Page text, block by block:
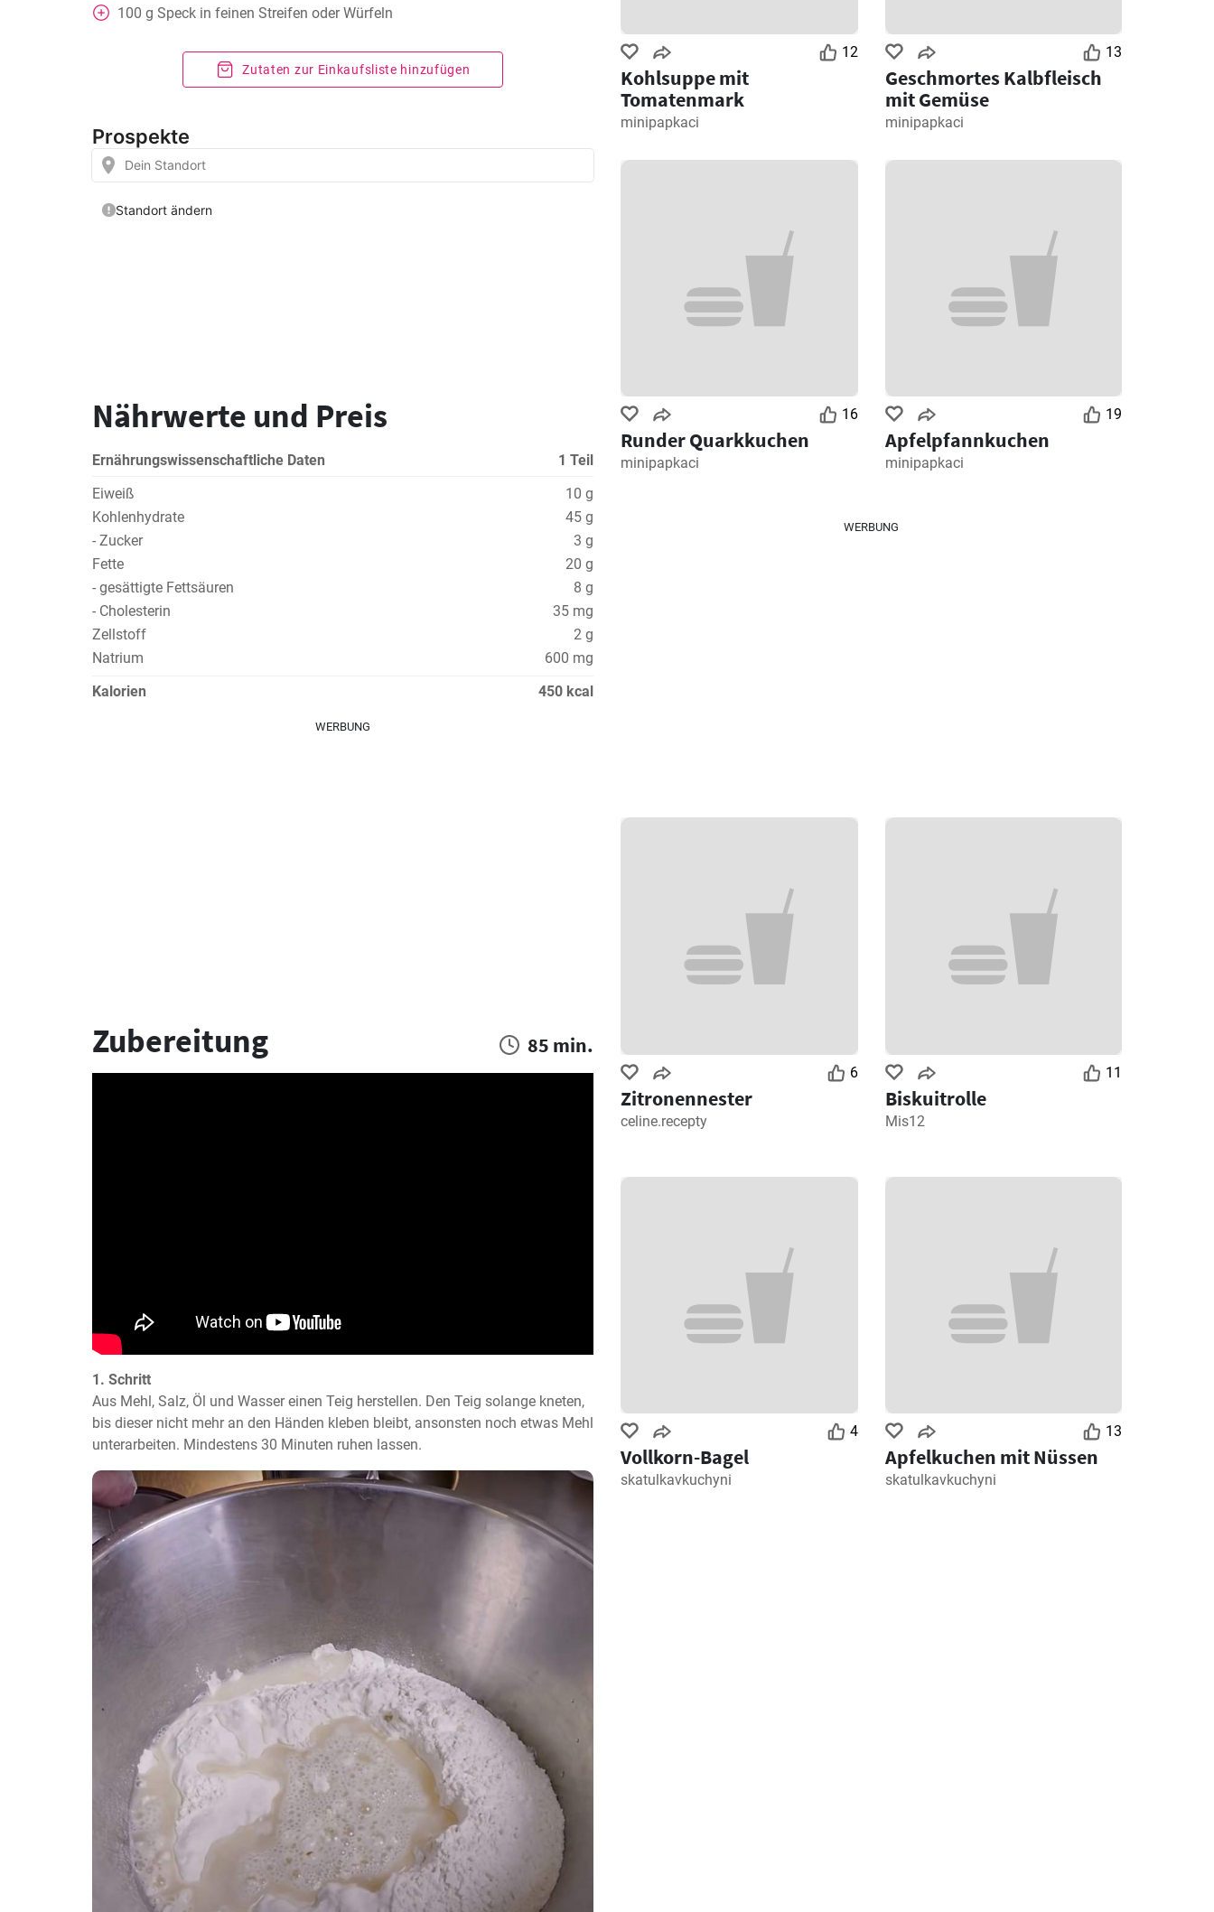
100 g Speck in feinen Streifen oder Würfeln
Zutaten zur Einkaufsliste hinzufügen
Nährwerte und Preis
Ernährungswissenschaftliche Daten
1 Teil
Eiweiß
10 g
Kohlenhydrate
45 g
- Zucker
3 g
Fette
20 g
- gesättigte Fettsäuren
8 g
- Cholesterin
35 mg
Zellstoff
2 g
Natrium
600 mg
Kalorien
450 kcal
WERBUNG
Zubereitung 85 min.
1. Schritt
Aus Mehl, Salz, Öl und Wasser einen Teig herstellen. Den Teig solange kneten,
bis dieser nicht mehr an den Händen kleben bleibt, ansonsten noch etwas Mehl
unterarbeiten. Mindestens 30 Minuten ruhen lassen.
12
Kohlsuppe mit
Tomatenmark
minipapkaci
13
Geschmortes Kalbfleisch
mit Gemüse
minipapkaci
16
Runder Quarkkuchen
minipapkaci
19
Apfelpfannkuchen
minipapkaci
WERBUNG
6
Zitronennester
celine.recepty
11
Biskuitrolle
Mis12
4
Vollkorn-Bagel
skatulkavkuchyni
13
Apfelkuchen mit Nüssen
skatulkavkuchyni